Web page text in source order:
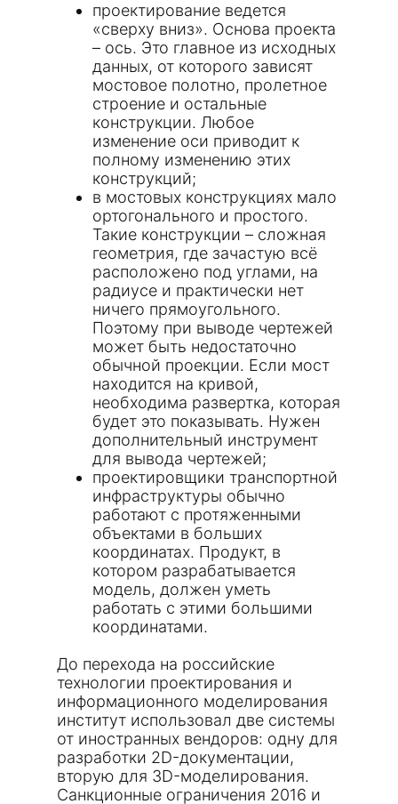
проектирование ведется
«сверху вниз». Основа проекта
– ось. Это главное из исходных
данных, от которого зависят
мостовое полотно, пролетное
строение и остальные
конструкции. Любое
изменение оси приводит к
полному изменению этих
конструкций;
в мостовых конструкциях мало
ортогонального и простого.
Такие конструкции – сложная
геометрия, где зачастую всё
расположено под углами, на
радиусе и практически нет
ничего прямоугольного.
Поэтому при выводе чертежей
может быть недостаточно
обычной проекции. Если мост
находится на кривой,
необходима развертка, которая
будет это показывать. Нужен
дополнительный инструмент
для вывода чертежей;
проектировщики транспортной
инфраструктуры обычно
работают с протяженными
объектами в больших
координатах. Продукт, в
котором разрабатывается
модель, должен уметь
работать с этими большими
координатами.
До перехода на российские
технологии проектирования и
информационного моделирования
институт использовал две системы
от иностранных вендоров: одну для
разработки 2D-документации,
вторую для 3D-моделирования.
Санкционные ограничения 2016 и